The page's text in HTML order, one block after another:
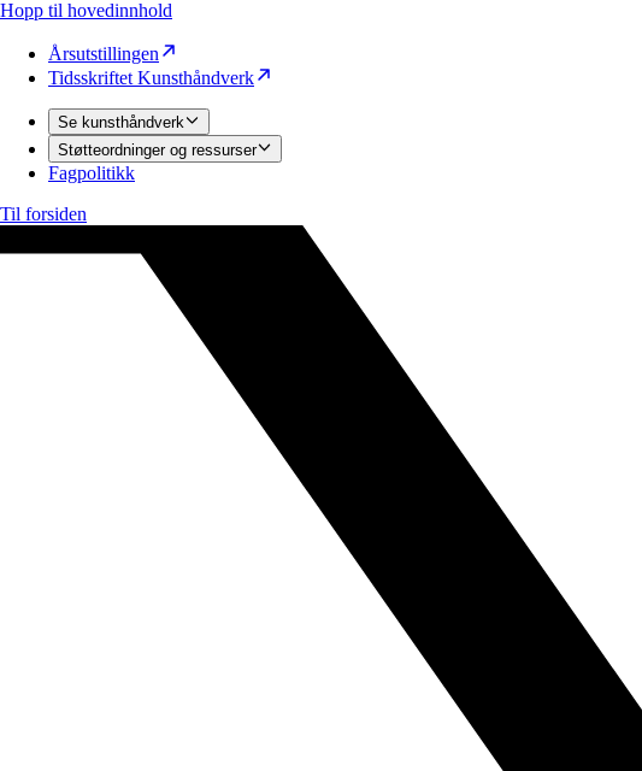
Hopp til hovedinnhold
Årsutstillingen
Tidsskriftet Kunsthåndverk
Se kunsthåndverk
Støtteordninger og ressurser
Fagpolitikk
Til forsiden